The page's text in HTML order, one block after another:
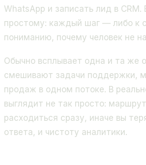
WhatsApp и записать лид в CRM.
простому: каждый шаг — либо к
пониманию, почему человек не
Обычно всплывает одна и та же
смешивают задачи поддержки,
продаж в одном потоке. В
выглядит не так просто:
расходиться сразу, иначе вы
ответа, и чистоту аналитики.